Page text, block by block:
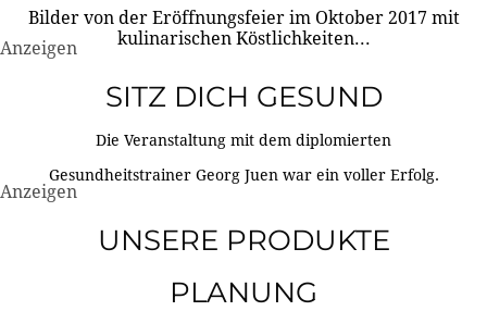
Bilder von der Eröffnungsfeier im Oktober 2017 mit
kulinarischen Köstlichkeiten...
Anzeigen
SITZ DICH GESUND
Die Veranstaltung mit dem diplomierten
Gesundheitstrainer Georg Juen war ein voller Erfolg.
Anzeigen
UNSERE PRODUKTE
PLANUNG